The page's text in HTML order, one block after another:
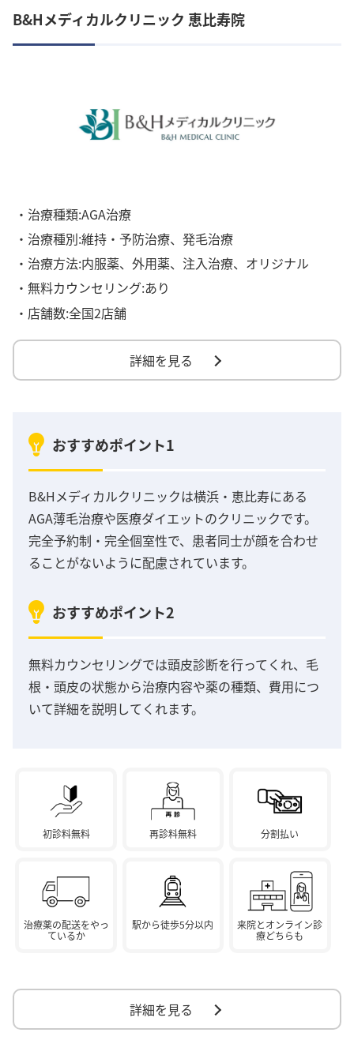
B&Hメディカルクリニック 恵比寿院
・治療種類:AGA治療
・治療種別:維持・予防治療、発毛治療
・治療方法:内服薬、外用薬、注入治療、オリジナル
・無料カウンセリング:あり
・店舗数:全国2店舗
詳細を見る
おすすめポイント1
B&Hメディカルクリニックは横浜・恵比寿にある
AGA薄毛治療や医療ダイエットのクリニックです。
完全予約制・完全個室性で、患者同士が顔を合わせ
ることがないように配慮されています。
おすすめポイント2
無料カウンセリングでは頭皮診断を行ってくれ、毛
根・頭皮の状態から治療内容や薬の種類、費用につ
いて詳細を説明してくれます。
初診料無料 再診料無料 分割払い
治療薬の配送をやっ
ているか
駅から徒歩5分以内
来院とオンライン診
療どちらも
詳細を見る